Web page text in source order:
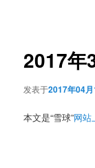
2017年
发表于2017年04
本文是“雪球”网站